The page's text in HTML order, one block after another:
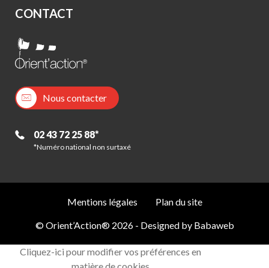
CONTACT
Nous contacter
02 43 72 25 88*
*Numéro national non surtaxé
© Orient’Action® 2026 - Designed by Babaweb
Mentions légales Plan du site
Cliquez-ici pour modifier vos préférences en
matière de cookies